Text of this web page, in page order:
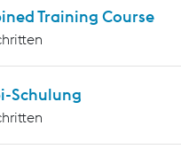
Training Course
Schulung